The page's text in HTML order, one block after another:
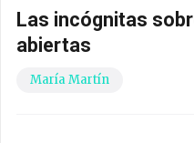
Las incógnitas
abiertas
María Martín